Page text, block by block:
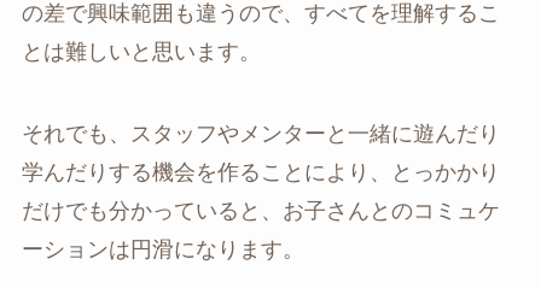
の差で興味範囲も違うので、すべてを理解するこ
とは難しいと思います。
それでも、スタッフやメンターと一緒に遊んだり
学んだりする機会を作ることにより、とっかかり
だけでも分かっていると、お子さんとのコミュケ
ーションは円滑になります。